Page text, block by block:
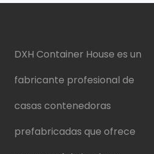
DXH Container House es un
fabricante profesional de
casas contenedoras
prefabricadas que ofrece